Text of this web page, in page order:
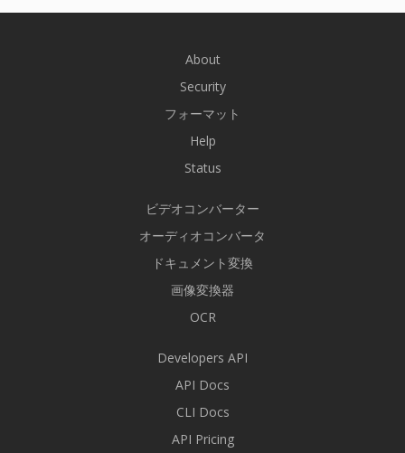
About
Security
フォーマット
Help
Status
ビデオコンバーター
オーディオコンバータ
ドキュメント変換
画像変換器
OCR
Developers API
API Docs
CLI Docs
API Pricing